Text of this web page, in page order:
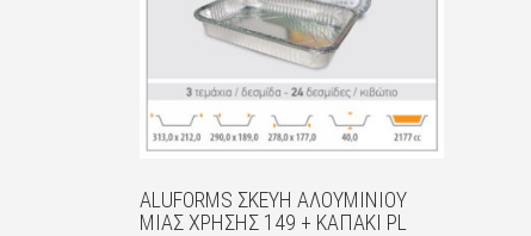
ALUFORMS ΣΚΕΎΗ ΑΛΟΥΜΙΝΊΟΥ
ΜΙΑΣ ΧΡΉΣΗΣ 149 + KΑΠΆΚΙ PL